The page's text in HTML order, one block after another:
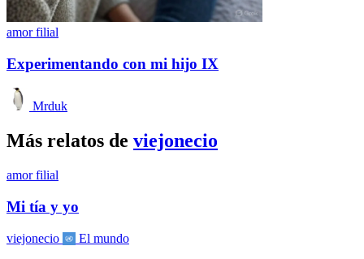
amor filial
Experimentando con mi hijo IX
Mrduk
Más relatos de viejonecio
amor filial
Mi tía y yo
viejonecio El mundo